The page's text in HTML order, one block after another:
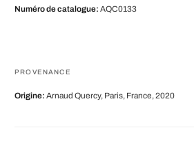
Numéro de catalogue: AQC0133
PROVENANCE
Origine: Arnaud Quercy, Paris, France, 2020